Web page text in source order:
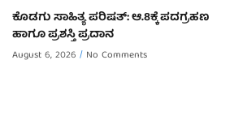
ಕೊಡಗು ಸಾಹಿತ್ಯ ಪರಿಷತ್: ಆ.8ಕ್ಕೆ ಪದಗ್ರಹಣ
ಹಾಗೂ ಪ್ರಶಸ್ತಿ ಪ್ರದಾನ
August 6, 2026 No Comments